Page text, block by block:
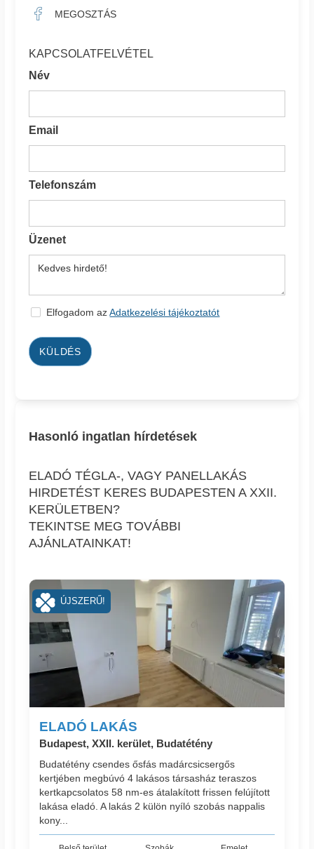
MEGOSZTÁS
KAPCSOLATFELVÉTEL
Név
Email
Telefonszám
Üzenet
Elfogadom azAdatkezelési tájékoztatót
KÜLDÉS
Hasonló ingatlan hírdetések
ELADÓ TÉGLA-, VAGY PANELLAKÁS
HIRDETÉST KERES BUDAPESTEN A XXII.
KERÜLETBEN?
TEKINTSE MEG TOVÁBBI
AJÁNLATAINKAT!
ELADÓ LAKÁS
Budapest, XXII. kerület, Budatétény
Budatétény csendes ősfás madárcsicsergős
kertjében megbúvó 4 lakásos társasház teraszos
kertkapcsolatos 58 nm-es átalakított frissen felújított
lakása eladó. A lakás 2 külön nyíló szobás nappalis
kony...
ÚJSZERŰ!